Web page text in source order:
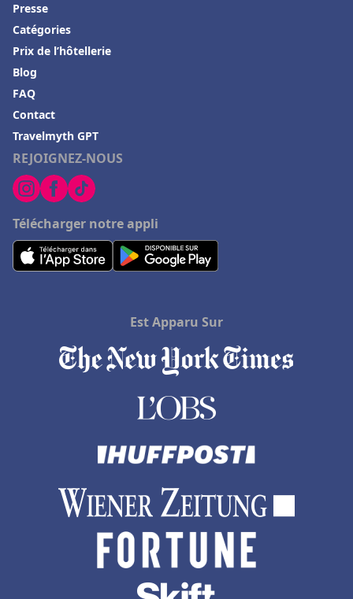
Hôtels à Fontainebleau
Hôtels à Thann
Hôtels à Bonneuil-sur-Marne
Hôtels à Tallard
Hôtels à Playa del Carmen
Hôtels à Le Luc
Hôtels en Charente Maritime
Hôtels à Bois-Colombes
Hôtels à Porto Ota
Hôtels à Brides-les-Bains
Hôtels en Rhone Alpes
REJOIGNEZ-NOUS
Télécharger notre appli
Presse
Catégories
Prix de l’hôtellerie
Blog
FAQ
Contact
Travelmyth GPT
Est Apparu Sur